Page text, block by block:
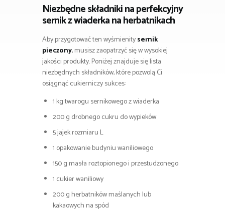
Niezbędne składniki na perfekcyjny
sernik z wiaderka na herbatnikach
Aby przygotować ten wyśmienitysernik
pieczony, musisz zaopatrzyć się w wysokiej
jakości produkty. Poniżej znajduje się lista
niezbędnych składników, które pozwolą Ci
osiągnąć cukierniczy sukces:
1 kg twarogu sernikowego z wiaderka
200 g drobnego cukru do wypieków
5 jajek rozmiaru L
1 opakowanie budyniu waniliowego
150 g masła roztopionego i przestudzonego
1 cukier waniliowy
200 g herbatników maślanych lub
kakaowych na spód